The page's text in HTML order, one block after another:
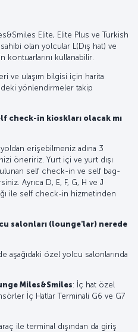
Elite, Elite Plus ve Turkish
olan yolcular L(Dış hat) ve
kontuarlarını kullanabilir.
ve ulaşım bilgisi için harita
yönlendirmeler takip
check-in kioskları olacak mı
erişebilmeniz adına 3
öneririz. Yurt içi ve yurt dışı
self check-in ve self bag-
Ayrıca D, E, F, G, H ve J
ile self check-in hizmetinden
salonları (lounge'lar) nerede
aşağıdaki özel yolcu salonlarında
Miles&Smiles: İç hat özel
İç Hatlar Terminali G6 ve G7
ile terminal dışından da giriş